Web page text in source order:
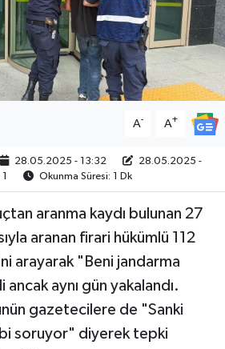
A- A+
28.05.2025 - 13:32
28.05.2025 -
Okunma Süresi: 1 Dk
aranma kaydı bulunan 27
aranan firari hükümlü 112
arayarak "Beni jandarma
aynı gün yakalandı.
gazetecilere de "Sanki
soruyor" diyerek tepki